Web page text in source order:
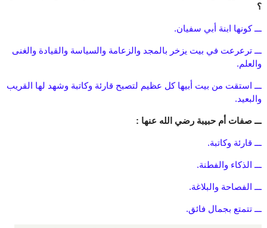
؟
ـــ كونها ابنة أبي سفيان.
ـــ ترعرعت في بيت يزخر بالمجد والزعامة والسياسة والقيادة والغنى
والعلم.
ـــ استقت من بيت أبيها كل عظيم لتصبح قارئة وكاتبة وشهد لها القريب
والبعيد.
ـــ صفات أم حبيبة رضي الله عنها :
ـــ قارئة وكاتبة.
ـــ الذكاء والفطنة.
ـــ الفصاحة والبلاغة.
ـــ تتمتع بجمال فائق.